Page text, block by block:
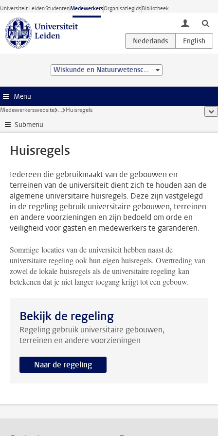
Ga direct naar de inhoud
Universiteit LeidenStudentenMedewerkersOrganisatiegidsBibliotheek
toggle
Wiskunde en Natuurwetenschappen
Menu
Medewerkerswebsite ... Huisregels
Submenu
Huisregels
Iedereen die gebruikmaakt van de gebouwen en
terreinen van de universiteit dient zich te houden aan de
algemene universitaire huisregels. Deze zijn vastgelegd
in de regeling gebruik universitaire gebouwen, terreinen
en andere voorzieningen en zijn bedoeld om orde en
veiligheid voor gasten en medewerkers te garanderen.
Sommige locaties van de universiteit hebben naast de
universitaire regeling ook hun eigen huisregels. Overtreding van
zowel de lokale huisregels als de universitaire regeling kan
betekenen dat je niet langer toegang krijgt tot een gebouw.
Bekijk de regeling
Regeling gebruik universitaire gebouwen,
terreinen en andere voorzieningen
Naar de regeling